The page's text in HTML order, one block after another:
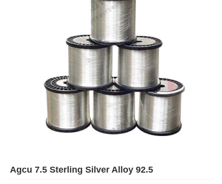
Agcu 7.5 Sterling Silver Alloy 92.5